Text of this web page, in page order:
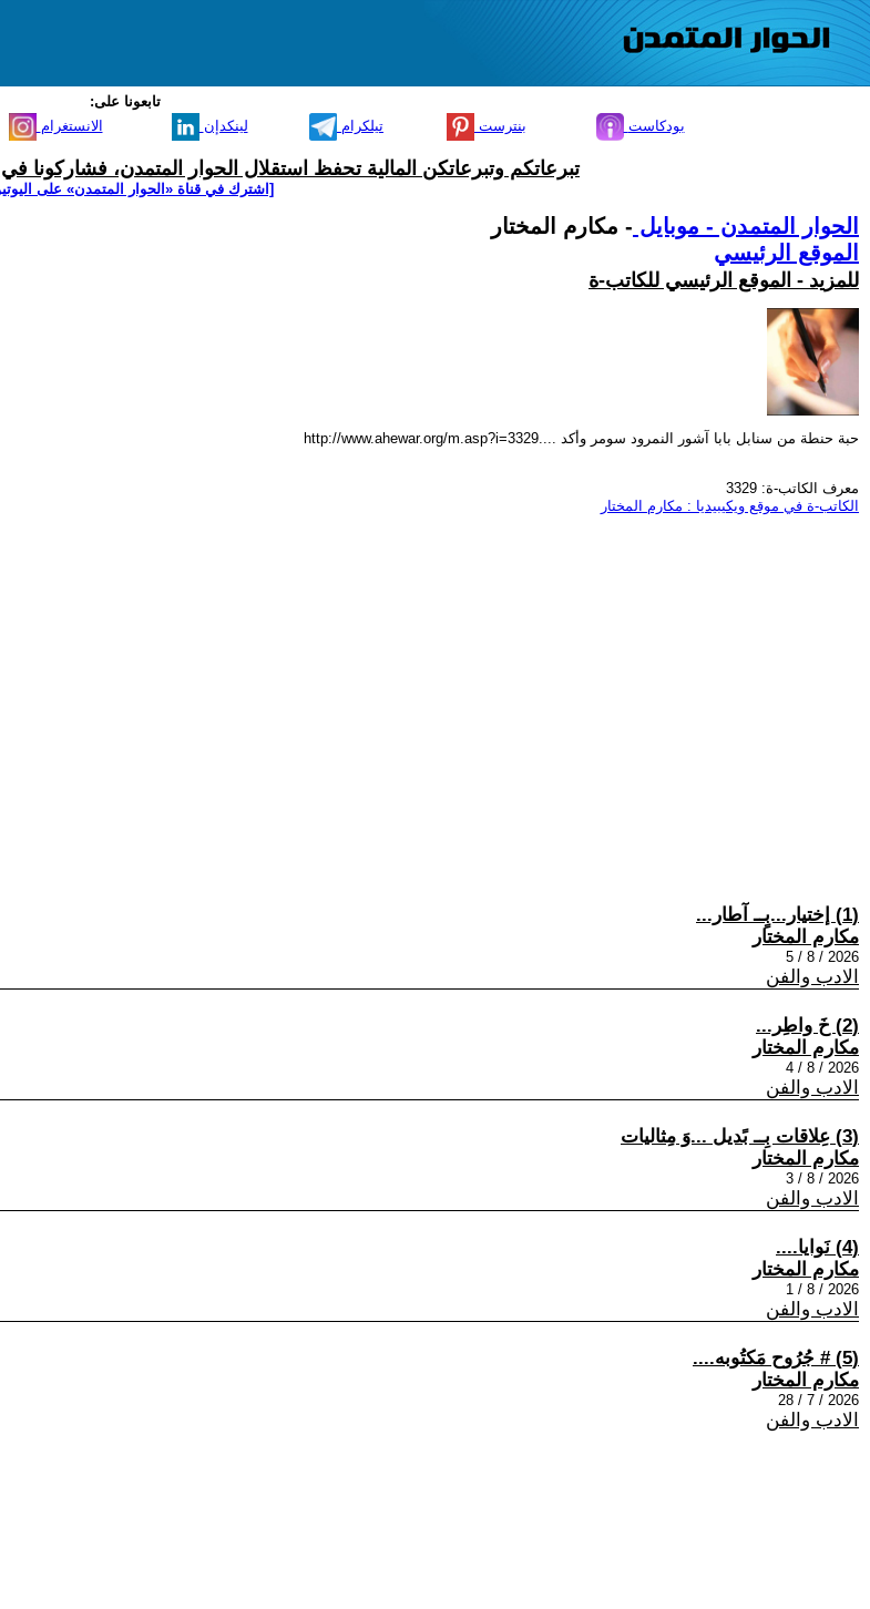
تابعونا على:
الانستغرام لينكدإن تيلكرام بنترست بودكاست
تبرعاتكم وتبرعاتكن المالية تحفظ استقلال الحوار المتمدن، فشاركونا
[اشترك في قناة ‫«الحوار المتمدن» على
الحوار المتمدن - موبايل - مكارم المختار
الموقع الرئيسي
للمزيد - الموقع الرئيسي للكاتب-ة
حبة حنطة من سنابل بابا آشور النمرود سومر وأكد ....http://www.ahewar.org/m.asp?i=3329
معرف الكاتب-ة: 3329
الكاتب-ة في موقع ويكيبيديا : مكارم المختار
(1) إختيار...بٍــ آطار...
مكارم المختار
2026 / 8 / 5
الادب والفن
(2) خَ واطِر...
مكارم المختار
2026 / 8 / 4
الادب والفن
(3) عِلاقات بِــ بًديل ...وَ مِثاليات
مكارم المختار
2026 / 8 / 3
الادب والفن
(4) نَوايا....
مكارم المختار
2026 / 8 / 1
الادب والفن
(5) # جُرُوح مَكتُوبه....
مكارم المختار
2026 / 7 / 28
الادب والفن